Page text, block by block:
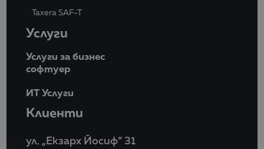
Taxera SAF-T
Услуги
Услуги за бизнес
софтуер
ИТ Услуги
Клиенти
ул. „Екзарх Йосиф“ 31